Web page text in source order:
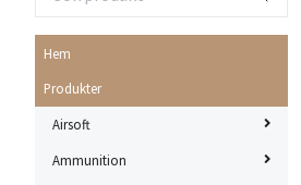
Hem
Produkter
Airsoft
Ammunition